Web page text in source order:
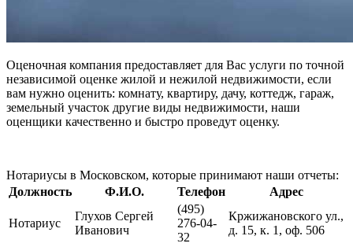
Оценочная компания предоставляет для Вас услуги по точной
независимой оценке жилой и нежилой недвижимости, если
вам нужно оценить: комнату, квартиру, дачу, коттедж, гараж,
земельный участок другие виды недвижимости, наши
оценщики качественно и быстро проведут оценку.
Нотариусы в Московском, которые принимают наши отчеты:
Должность
Ф.И.О. Телефон Адрес
Нотариус
Глухов Сергей
Иванович
(495)
276-04-
32
Кржижановского ул.,
д. 15, к. 1, оф. 506